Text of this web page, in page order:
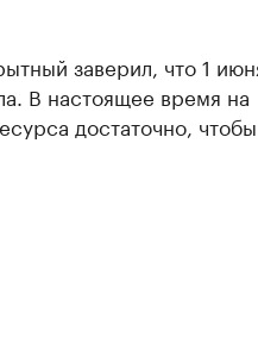
заверил, что 1
В настоящее время на
достаточно, чтобы